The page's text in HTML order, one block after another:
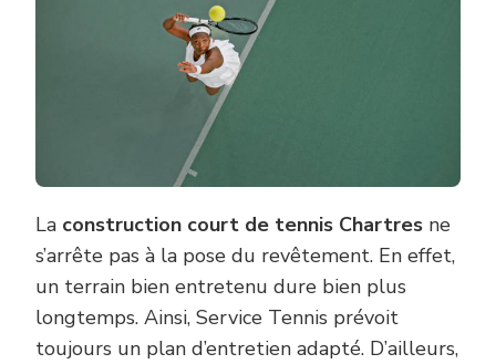
La construction court de tennis Chartres ne
s’arrête pas à la pose du revêtement. En effet,
un terrain bien entretenu dure bien plus
longtemps. Ainsi, Service Tennis prévoit
toujours un plan d’entretien adapté. D’ailleurs,